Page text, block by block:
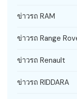
ข่าวรถ RAM
ข่าวรถ Range
ข่าวรถ Renault
ข่าวรถ RIDDARA